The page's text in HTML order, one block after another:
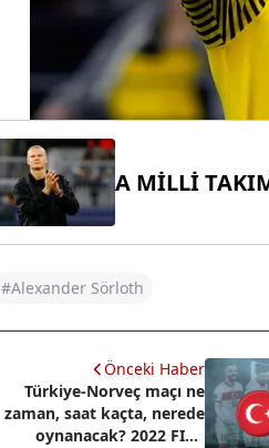
A MİLLİ
#Alexander Sörloth
Önceki Haber
Türkiye-Norveç maçı ne
zaman, saat kaçta, nerede
oynanacak? 2022 FIFA